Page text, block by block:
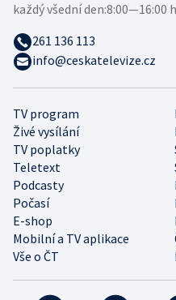
TV program
Živé vysílání
TV poplatky
Teletext
Podcasty
Počasí
E-shop
Mobilní a TV aplikace
Vše o ČT
každý všední den:8:00—16:00
261 136 113
info@ceskatelevize.cz